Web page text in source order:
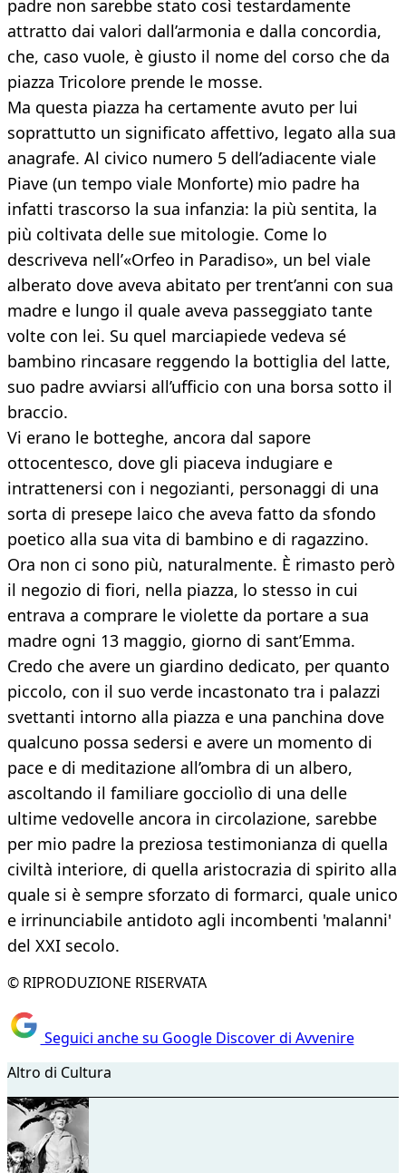
padre non sarebbe stato così testardamente
attratto dai valori dall’armonia e dalla concordia,
che, caso vuole, è giusto il nome del corso che da
piazza Tricolore prende le mosse.
Ma questa piazza ha certamente avuto per lui
soprattutto un significato affettivo, legato alla sua
anagrafe. Al civico numero 5 dell’adiacente viale
Piave (un tempo viale Monforte) mio padre ha
infatti trascorso la sua infanzia: la più sentita, la
più coltivata delle sue mitologie. Come lo
descriveva nell’«Orfeo in Paradiso», un bel viale
alberato dove aveva abitato per trent’anni con sua
madre e lungo il quale aveva passeggiato tante
volte con lei. Su quel marciapiede vedeva sé
bambino rincasare reggendo la bottiglia del latte,
suo padre avviarsi all’ufficio con una borsa sotto il
braccio.
Vi erano le botteghe, ancora dal sapore
ottocentesco, dove gli piaceva indugiare e
intrattenersi con i negozianti, personaggi di una
sorta di presepe laico che aveva fatto da sfondo
poetico alla sua vita di bambino e di ragazzino.
Ora non ci sono più, naturalmente. È rimasto però
il negozio di fiori, nella piazza, lo stesso in cui
entrava a comprare le violette da portare a sua
madre ogni 13 maggio, giorno di sant’Emma.
Credo che avere un giardino dedicato, per quanto
piccolo, con il suo verde incastonato tra i palazzi
svettanti intorno alla piazza e una panchina dove
qualcuno possa sedersi e avere un momento di
pace e di meditazione all’ombra di un albero,
ascoltando il familiare gocciolìo di una delle
ultime vedovelle ancora in circolazione, sarebbe
per mio padre la preziosa testimonianza di quella
civiltà interiore, di quella aristocrazia di spirito alla
quale si è sempre sforzato di formarci, quale unico
e irrinunciabile antidoto agli incombenti 'malanni'
del XXI secolo.
© RIPRODUZIONE RISERVATA
Seguici anche su Google Discover di Avvenire
Altro di Cultura